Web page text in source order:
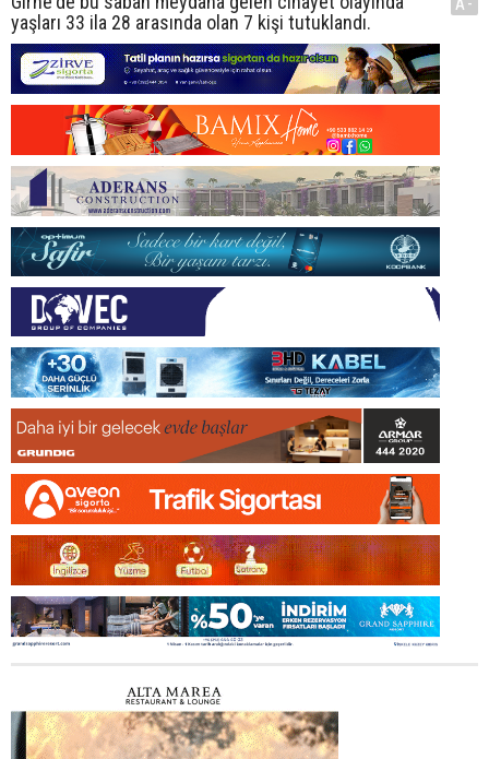
yaşları 33 ila 28 arasında olan 7 kişi tutuklandı.